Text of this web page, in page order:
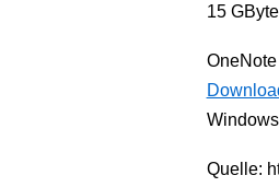
15
Quelle: